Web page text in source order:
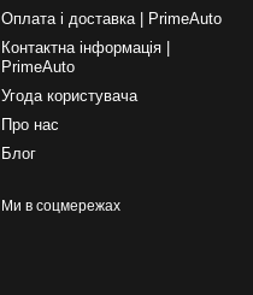
Оплата і доставка | PrimeAuto
Контактна інформація |
PrimeAuto
Угода користувача
Про нас
Блог
Ми в соцмережах